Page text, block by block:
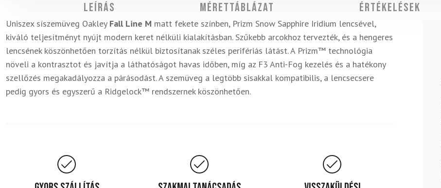
Leírás Mérettáblázat Értékelések
Uniszex síszemüveg Oakley Fall Line M matt fekete színben, Prizm Snow Sapphire Iridium lencsével,
kiváló teljesítményt nyújt modern keret nélküli kialakításban. Szűkebb arcokhoz tervezték, és a hengeres
lencsének köszönhetően torzítás nélkül biztosítanak széles perifériás látást. A Prizm™ technológia
növeli a kontrasztot és javítja a láthatóságot havas időben, míg az F3 Anti-Fog kezelés és a hatékony
szellőzés megakadályozza a párásodást. A szemüveg a legtöbb sisakkal kompatibilis, a lencsecsere
pedig gyors és egyszerű a Ridgelock™ rendszernek köszönhetően.